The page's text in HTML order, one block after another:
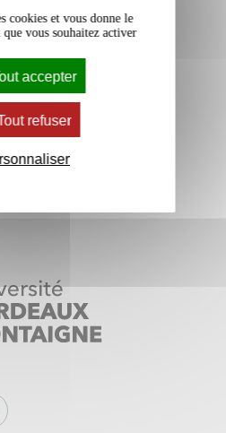
Non
cookies et vous donne le
vous souhaitez activer
accepter
refuser